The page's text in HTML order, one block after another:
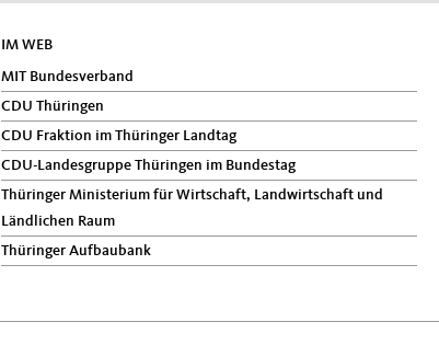
IM WEB
MIT Bundesverband
CDU Thüringen
CDU Fraktion im Thüringer Landtag
CDU-Landesgruppe Thüringen im Bundestag
Thüringer Ministerium für Wirtschaft, Landwirtschaft und
Ländlichen Raum
Thüringer Aufbaubank